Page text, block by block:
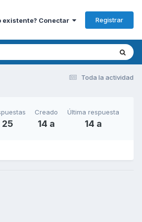
existente? Conectar Registrar
Toda la actividad
25
Creado
14 a
Última respuesta
14 a